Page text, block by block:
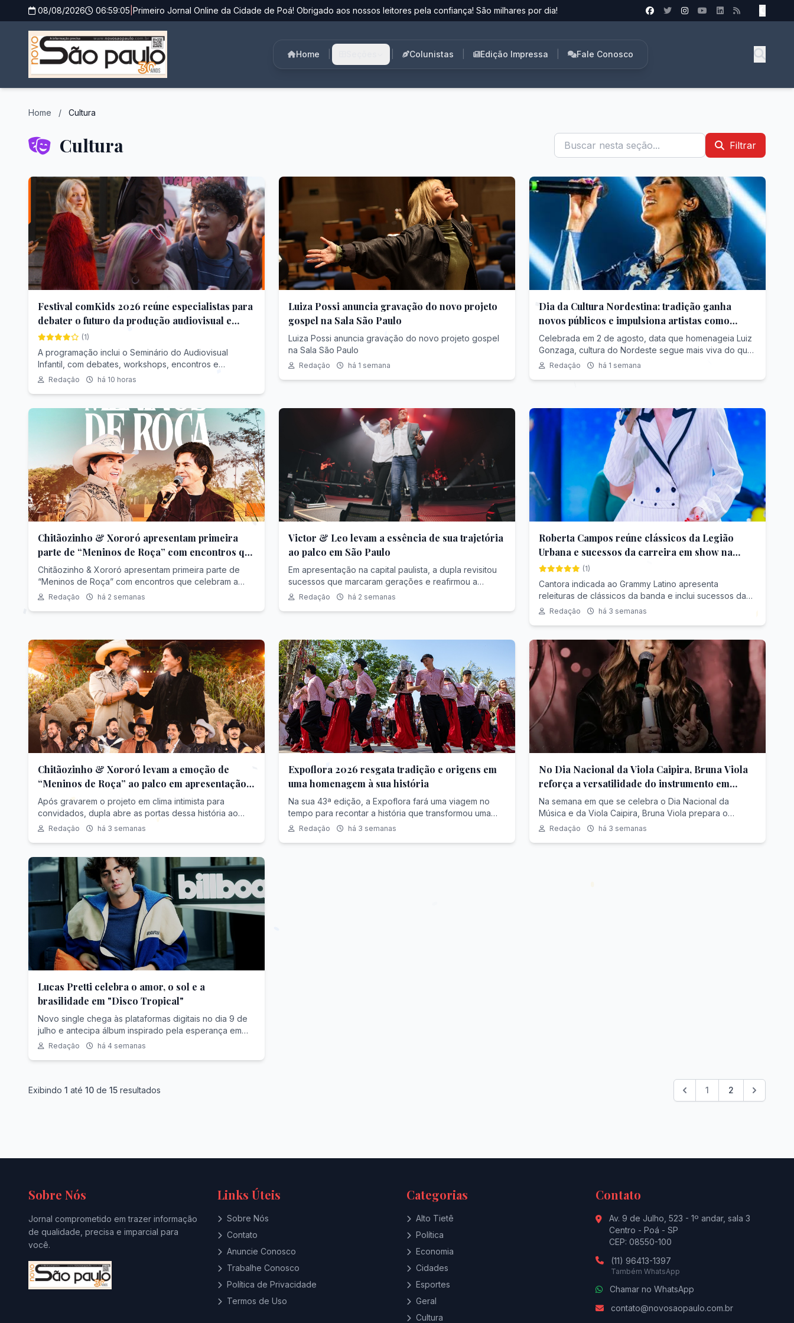
08/08/2026 06:59:06 |Primeiro Jornal Online da Cidade de Poá! Obrigado aos nossos leitores pela confiança! São milhares por dia!
Home Colunistas Edição Impressa Fale Conosco
Home / Cultura
Cultura Filtrar
Festival comKids 2026 reúne especialistas para
debater o futuro da produção audiovisual e
digital para crianças e adolescentes.
(1)
A programação inclui o Seminário do Audiovisual
Infantil, com debates, workshops, encontros e
atividades formativas, a Competição de Obras Digitais
Redação há 10 horas
Luiza Possi anuncia gravação do novo projeto
gospel na Sala São Paulo
Luiza Possi anuncia gravação do novo projeto gospel
na Sala São Paulo
Redação há 1 semana
Dia da Cultura Nordestina: tradição ganha
novos públicos e impulsiona artistas como
Galícia Cruz no cenário nacional
Celebrada em 2 de agosto, data que homenageia Luiz
Gonzaga, cultura do Nordeste segue mais viva do que
nunca e conquista espaço nas plataformas digitais, nos
Redação há 1 semana
Chitãozinho & Xororó apresentam primeira
parte de “Meninos de Roça” com encontros que
celebram a essência da música sertaneja
Chitãozinho & Xororó apresentam primeira parte de
“Meninos de Roça” com encontros que celebram a
essência da música sertaneja
Redação há 2 semanas
Victor & Leo levam a essência de sua trajetória
ao palco em São Paulo
Em apresentação na capital paulista, a dupla revisitou
sucessos que marcaram gerações e reafirmou a
identidade musical que a consolidou como uma das
Redação há 2 semanas
Roberta Campos reúne clássicos da Legião
Urbana e sucessos da carreira em show na
capital paulista
(1)
Cantora indicada ao Grammy Latino apresenta
releituras de clássicos da banda e inclui sucessos da
própria carreira em show no The Cavern Club SP
Redação há 3 semanas
Chitãozinho & Xororó levam a emoção de
“Meninos de Roça” ao palco em apresentação
especial em São Paulo
Após gravarem o projeto em clima intimista para
convidados, dupla abre as portas dessa história ao
público em noite única no Suhai Music Hall, com
Redação há 3 semanas
Expoflora 2026 resgata tradição e origens em
uma homenagem à sua história
Na sua 43ª edição, a Expoflora fará uma viagem no
tempo para recontar a história que transformou uma
antiga colônia de imigrantes holandeses, tornando
Redação há 3 semanas
No Dia Nacional da Viola Caipira, Bruna Viola
reforça a versatilidade do instrumento em
"Improvável 2"
Na semana em que se celebra o Dia Nacional da
Música e da Viola Caipira, Bruna Viola prepara o
lançamento do segundo EP de "Improvável 2", projeto
Redação há 3 semanas
Lucas Pretti celebra o amor, o sol e a
brasilidade em "Disco Tropical"
Novo single chega às plataformas digitais no dia 9 de
julho e antecipa álbum inspirado pela esperança em
tempos difíceis
Redação há 4 semanas
Exibindo 1 até 10 de 15 resultados 1 2
Sobre Nós
Jornal comprometido em trazer informação
de qualidade, precisa e imparcial para
você.
Links Úteis
Sobre Nós
Contato
Anuncie Conosco
Trabalhe Conosco
Política de Privacidade
Termos de Uso
Categorias
Alto Tietê
Política
Economia
Cidades
Esportes
Geral
Cultura
Contato
Av. 9 de Julho, 523 - 1º andar, sala 3
Centro - Poá - SP
CEP: 08550-100
(11) 96413-1397
Também WhatsApp
Chamar no WhatsApp
contato@novosaopaulo.com.br